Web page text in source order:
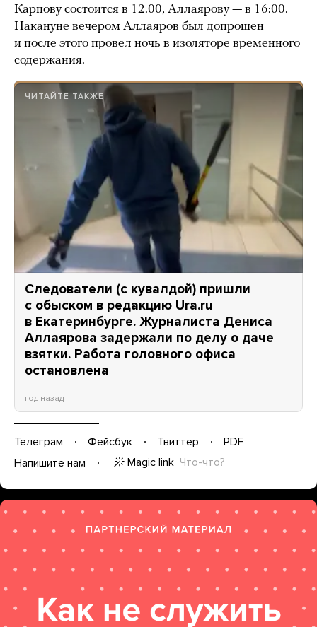
Карпову состоится в 12.00, Аллаярову — в 16:00.
Накануне вечером Аллаяров был допрошен
и после этого провел ночь в изоляторе временного
содержания.
ЧИТАЙТЕ ТАКЖЕ
Следователи (с кувалдой) пришли
с обыском в редакцию Ura.ru
в Екатеринбурге. Журналиста Дениса
Аллаярова задержали по делу о даче
взятки. Работа головного офиса
остановлена
год назад
Телеграм Фейсбук Твиттер
PDF
Напишите нам
Magic link Что-что?